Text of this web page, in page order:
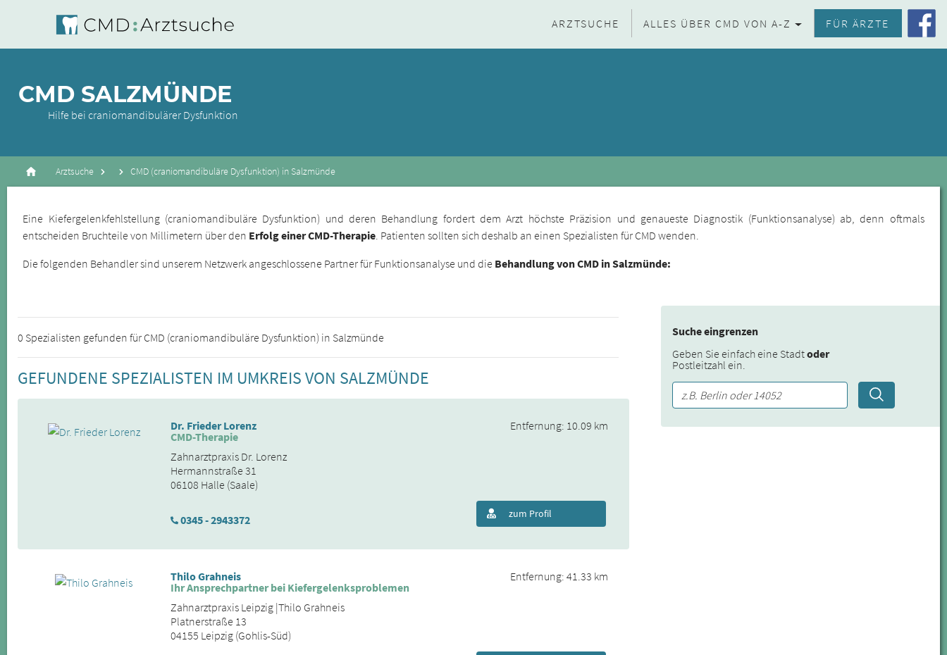
ARZTSUCHE ALLES ÜBER CMD VON A-Z FÜR ÄRZTE
CMD SALZMÜNDE
Hilfe bei craniomandibulärer Dysfunktion
Arztsuche CMD (craniomandibuläre Dysfunktion) in Salzmünde
Eine Kiefergelenkfehlstellung (craniomandibuläre Dysfunktion) und deren Behandlung fordert dem Arzt höchste Präzision und genaueste Diagnostik (Funktionsanalyse) ab, denn oftmals
entscheiden Bruchteile von Millimetern über den Erfolg einer CMD-Therapie . Patienten sollten sich deshalb an einen Spezialisten für CMD wenden.
Die folgenden Behandler sind unserem Netzwerk angeschlossene Partner für Funktionsanalyse und die Behandlung von CMD in Salzmünde:
Suche eingrenzen
Geben Sie einfach eine Stadtoder
Postleitzahl ein.
0 Spezialisten gefunden für CMD (craniomandibuläre Dysfunktion) in Salzmünde
GEFUNDENE SPEZIALISTEN IM UMKREIS VON SALZMÜNDE
Dr. Frieder Lorenz
CMD-Therapie
Zahnarztpraxis Dr. Lorenz
Hermannstraße 31
06108 Halle (Saale)
0345 - 2943372
Entfernung: 10.09 km
zum Profil
Thilo Grahneis
Ihr Ansprechpartner bei Kiefergelenksproblemen
Zahnarztpraxis Leipzig |Thilo Grahneis
Platnerstraße 13
04155 Leipzig (Gohlis-Süd)
Entfernung: 41.33 km